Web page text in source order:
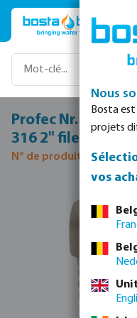
Passer au contenu
Profec Nr. 290
316 2" filetage
N° de produit 0080178
Nous
Bosta
projets
vos